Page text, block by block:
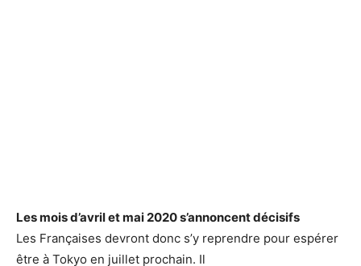
Les mois d’avril et mai 2020 s’annoncent décisifs
Les Françaises devront donc s’y reprendre pour espérer
être à Tokyo en juillet prochain. Il